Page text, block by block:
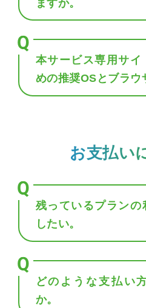
ますか。
本サービス専用サイ
めの推奨OSとブラウ
お支払い
残っているプランの
したい。
どのような支払い
か。